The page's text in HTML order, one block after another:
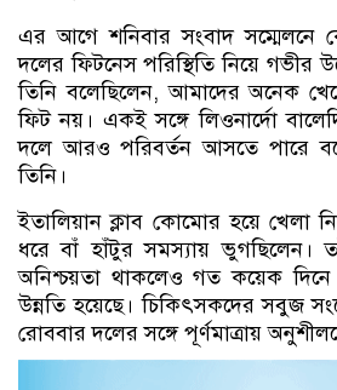
এর আগে শনিবার সংবাদ সম্মেলনে
দলের ফিটনেস পরিস্থিতি নিয়ে গভীর
তিনি বলেছিলেন, আমাদের অনেক
ফিট নয়। একই সঙ্গে লিওনার্দো
দলে আরও পরিবর্তন আসতে পারে
তিনি।
ইতালিয়ান ক্লাব কোমোর হয়ে খেলা
ধরে বাঁ হাঁটুর সমস্যায় ভুগছিলেন।
অনিশ্চয়তা থাকলেও গত কয়েক দিনে
উন্নতি হয়েছে। চিকিৎসকদের সবুজ
রোববার দলের সঙ্গে পূর্ণমাত্রায়